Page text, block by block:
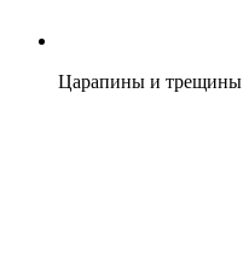
Царапины и трещины